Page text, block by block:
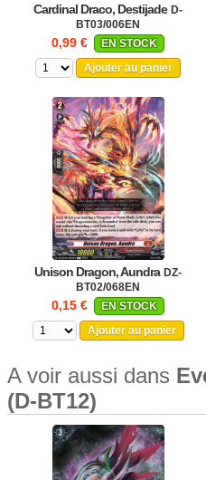
Cardinal Draco, Destijade D-
BT03/006EN
0,99 €
EN STOCK
Ajouter au panier
Unison Dragon, Aundra DZ-
BT02/068EN
0,15 €
EN STOCK
Ajouter au panier
A voir aussi dans
(D-BT12)